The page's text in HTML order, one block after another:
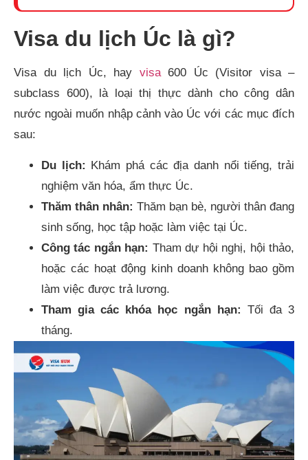
Visa du lịch Úc là gì?
Visa du lịch Úc, hay visa600 Úc (Visitor visa –
subclass 600), là loại thị thực dành cho công dân
nước ngoài muốn nhập cảnh vào Úc với các mục đích
sau:
Du lịch: Khám phá các địa danh nổi tiếng, trải
nghiệm văn hóa, ẩm thực Úc.
Thăm thân nhân: Thăm bạn bè, người thân đang
sinh sống, học tập hoặc làm việc tại Úc.
Công tác ngắn hạn: Tham dự hội nghị, hội thảo,
hoặc các hoạt động kinh doanh không bao gồm
làm việc được trả lương.
Tham gia các khóa học ngắn hạn: Tối đa 3
tháng.